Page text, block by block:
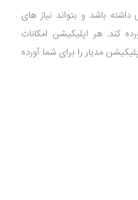
باشد و بتواند نیاز های
کند. هر اپلیکیشن امکانات
مدیار را برای شما آورده